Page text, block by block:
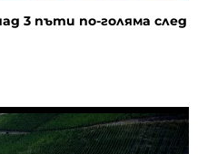
3 пъти пo-гoлямa cлeд